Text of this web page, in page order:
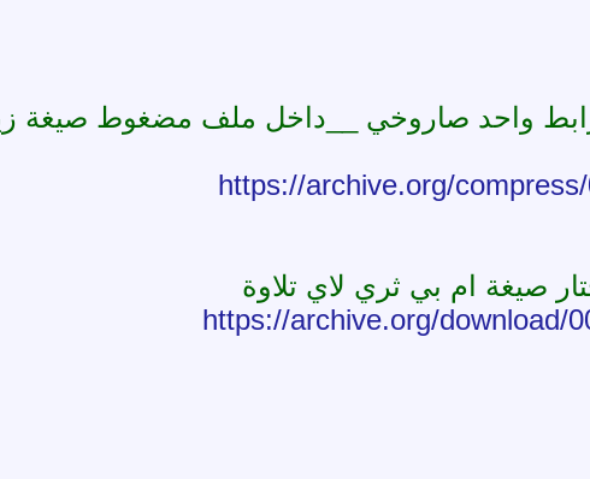
واحد صاروخي __داخل ملف مضغوط صيغة
https://archive.org/
صيغة ام بي ثري لاي تلاوة
https://archive.org/download/